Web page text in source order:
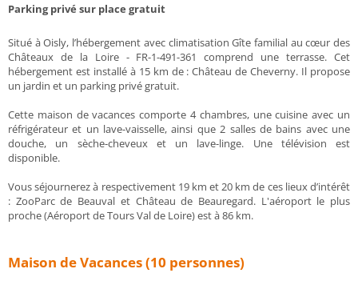
Parking privé sur place gratuit
Situé à Oisly, l’hébergement avec climatisation Gîte familial au cœur des
Châteaux de la Loire - FR-1-491-361 comprend une terrasse. Cet
hébergement est installé à 15 km de : Château de Cheverny. Il propose
un jardin et un parking privé gratuit.
Cette maison de vacances comporte 4 chambres, une cuisine avec un
réfrigérateur et un lave-vaisselle, ainsi que 2 salles de bains avec une
douche, un sèche-cheveux et un lave-linge. Une télévision est
disponible.
Vous séjournerez à respectivement 19 km et 20 km de ces lieux d’intérêt
: ZooParc de Beauval et Château de Beauregard. L'aéroport le plus
proche (Aéroport de Tours Val de Loire) est à 86 km.
Maison de Vacances (10 personnes)